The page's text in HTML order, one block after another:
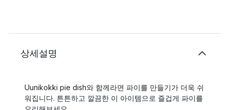
상세설명
Uunikokki pie dish와 함께라면 파이를 만들기가 더욱 쉬
워집니다. 튼튼하고 깔끔한 이 아이템으로 즐겁게 파이를